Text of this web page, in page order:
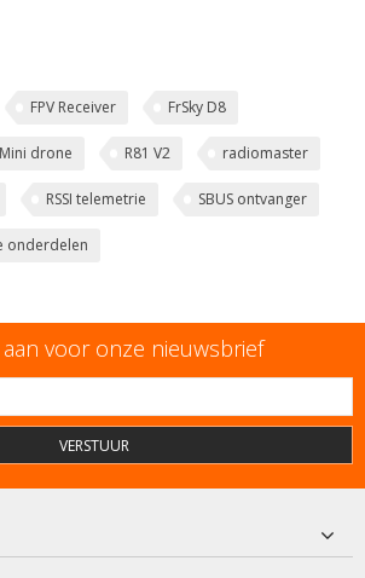
FPV Receiver FrSky D8
Mini drone R81 V2 radiomaster
RSSI telemetrie SBUS ontvanger
onderdelen
voor onze nieuwsbrief
VERSTUUR